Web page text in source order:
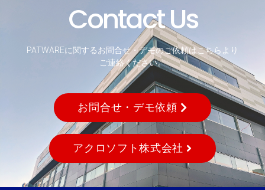
Contact Us
PATWAREに関するお問合せ・デモのご依頼はこちらより
ご連絡ください。
お問合せ・デモ依頼
アクロソフト株式会社